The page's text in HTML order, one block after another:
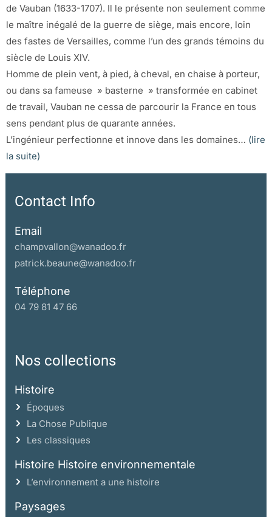
de Vauban (1633-1707). Il le présente non seulement comme
le maître inégalé de la guerre de siège, mais encore, loin
des fastes de Versailles, comme l’un des grands témoins du
siècle de Louis XlV.
Homme de plein vent, à pied, à cheval, en chaise à porteur,
ou dans sa fameuse » basterne » transformée en cabinet
de travail, Vauban ne cessa de parcourir la France en tous
sens pendant plus de quarante années.
L’ingénieur perfectionne et innove dans les domaines… (lire
la suite)
Contact Info
Email
champvallon@wanadoo.fr
patrick.beaune@wanadoo.fr
Téléphone
04 79 81 47 66
Nos collections
Histoire
Époques
La Chose Publique
Les classiques
Histoire Histoire environnementale
L’environnement a une histoire
Paysages